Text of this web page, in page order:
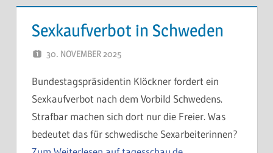
Sexkaufverbot in Schweden
30. NOVEMBER 2025
Bundestagspräsidentin Klöckner fordert ein
Sexkaufverbot nach dem Vorbild Schwedens.
Strafbar machen sich dort nur die Freier. Was
bedeutet das für schwedische Sexarbeiterinnen?